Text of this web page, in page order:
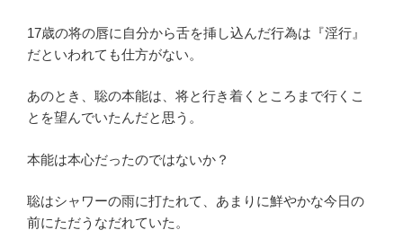
17歳の将の唇に自分から舌を挿し込んだ行為は『淫行』
だといわれても仕方がない。
あのとき、聡の本能は、将と行き着くところまで行くこ
とを望んでいたんだと思う。
本能は本心だったのではないか？
聡はシャワーの雨に打たれて、あまりに鮮やかな今日の
前にただうなだれていた。